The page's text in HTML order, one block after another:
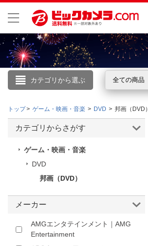
カテゴリから選ぶ 全ての商品
こんにちは
ログイン
トップ ゲーム・映画・音楽 DVD 邦画（DVD）
カテゴリからさがす
ゲーム・映画・音楽
DVD
邦画（DVD）
メーカー
AMGエンタテインメント｜AMG
Entertainment